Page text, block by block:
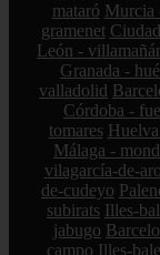
mataró Murcia
gramenet
León -
Granada -
valladolid
Córdoba -
tomares
Málaga -
vilagarcía-de-
de-cudeyo
subirats Illes-
jabugo
campo Illes-